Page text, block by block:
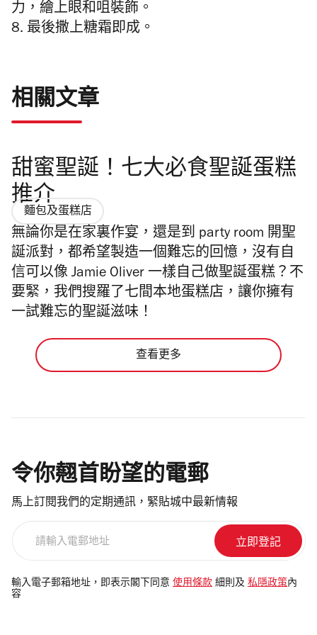
力，繪上眼和咀裝飾。
8. 最後撒上糖霜即成。
相關文章
甜蜜聖誕！七大必食聖誕蛋糕
推介
麵包及蛋糕店
無論你是在家裏作宴，還是到 party room 開聖
誕派對，都希望製造一個難忘的回憶，沒有自
信可以像 Jamie Oliver 一樣自己做聖誕蛋糕？不
要緊，我們搜羅了七間本地蛋糕店，讓你擁有
一試難忘的聖誕滋味！
查看更多
令你翹首盼望的電郵
馬上訂閱我們的定期通訊，緊貼城中最新情報
電
郵
輸入電子郵箱地址，即表示閣下同意 使用條款 細則及 私隱政策內
容